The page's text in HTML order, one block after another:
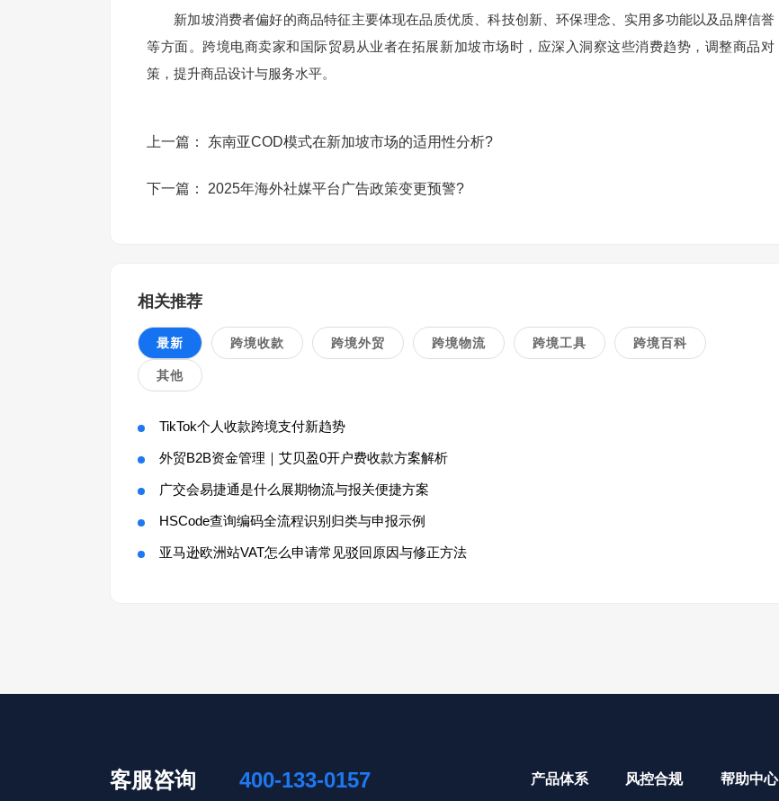
新加坡消费者偏好的商品特征主要体现在品质优质、科技创新、环保理念、实用多功能以及品牌信誉
等方面。跨境电商卖家和国际贸易从业者在拓展新加坡市场时，应深入洞察这些消费趋势，调整商品对
策，提升商品设计与服务水平。
上一篇： 东南亚COD模式在新加坡市场的适用性分析?
下一篇： 2025年海外社媒平台广告政策变更预警?
相关推荐
最新 跨境收款 跨境外贸 跨境物流 跨境工具 跨境百科
其他
TikTok个人收款跨境支付新趋势
外贸B2B资金管理｜艾贝盈0开户费收款方案解析
广交会易捷通是什么展期物流与报关便捷方案
HSCode查询编码全流程识别归类与申报示例
亚马逊欧洲站VAT怎么申请常见驳回原因与修正方法
客服咨询 400-133-0157 产品体系 风控合规 帮助中心